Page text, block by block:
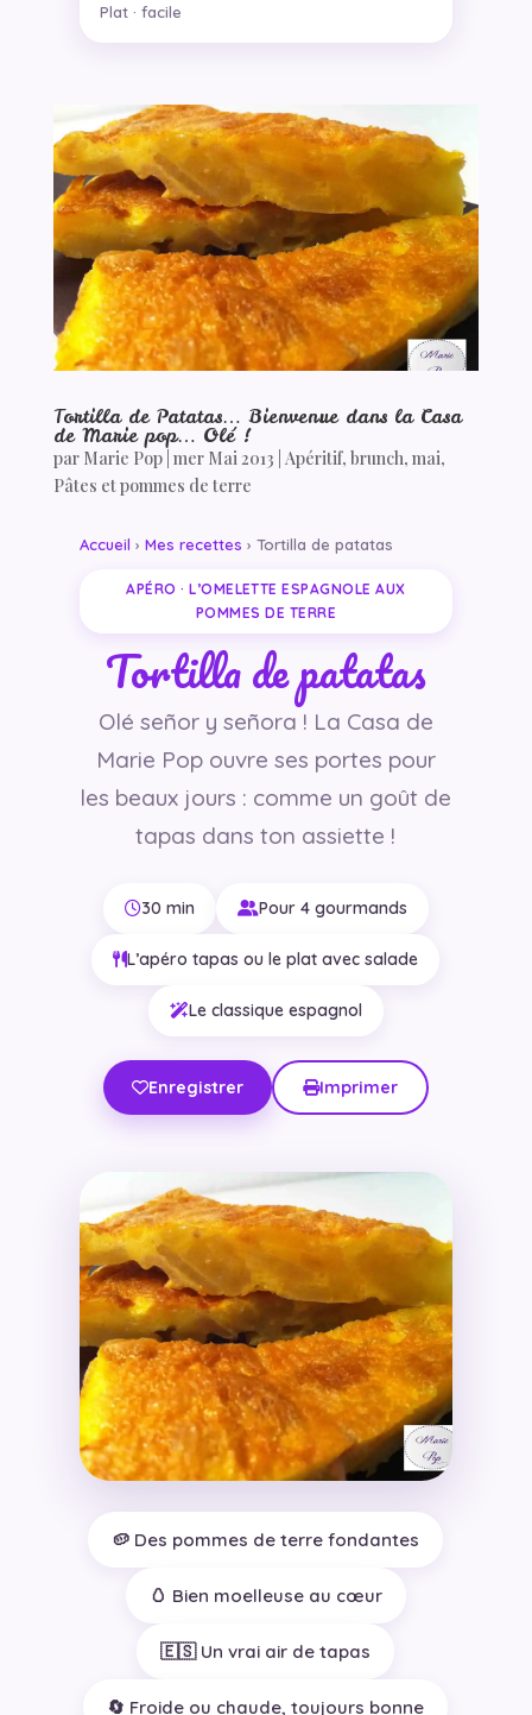
Plat · facile
Tortilla de Patatas… Bienvenue dans la Casa
de Marie pop… Olé !
par Marie Pop| mer Mai 2013 Apéritif, brunch, mai,
Pâtes et pommes de terre
Accueil › Mes recettes › Tortilla de patatas
APÉRO · L’OMELETTE ESPAGNOLE AUX
POMMES DE TERRE
Tortilla de patatas
Olé señor y señora ! La Casa de
Marie Pop ouvre ses portes pour
les beaux jours : comme un goût de
tapas dans ton assiette !
30 min Pour 4 gourmands
L’apéro tapas ou le plat avec salade
Le classique espagnol
Enregistrer Imprimer
🥔 Des pommes de terre fondantes
🥚 Bien moelleuse au cœur
🇪🇸 Un vrai air de tapas
🔄 Froide ou chaude, toujours bonne